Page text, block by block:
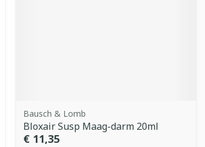
Bausch & Lomb
Bloxair Susp Maag-darm 20ml
€ 11,35